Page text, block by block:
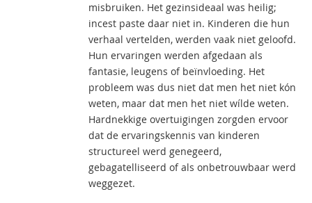
misbruiken. Het gezinsideaal was heilig;
incest paste daar niet in. Kinderen die hun
verhaal vertelden, werden vaak niet geloofd.
Hun ervaringen werden afgedaan als
fantasie, leugens of beïnvloeding. Het
probleem was dus niet dat men het niet kón
weten, maar dat men het niet wílde weten.
Hardnekkige overtuigingen zorgden ervoor
dat de ervaringskennis van kinderen
structureel werd genegeerd,
gebagatelliseerd of als onbetrouwbaar werd
weggezet.